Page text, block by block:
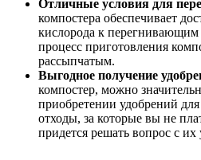
Отличные условия для
компостера обеспечивает
кислорода к перегнивающим
процесс приготовления
рассыпчатым.
Выгодное получение
компостер, можно
приобретении удобрений
отходы, за которые вы не
придется решать вопрос с их